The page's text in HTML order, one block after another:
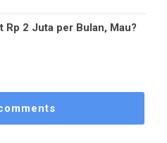
Rp 2 Juta per Bulan, Mau?